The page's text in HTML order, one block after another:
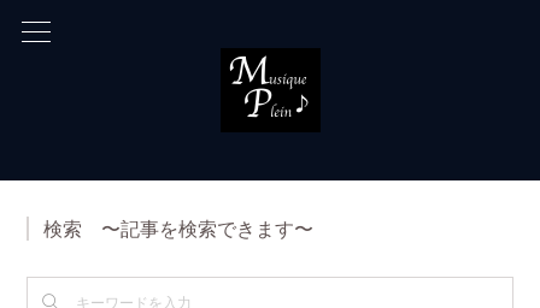
検索 〜記事を検索できます〜